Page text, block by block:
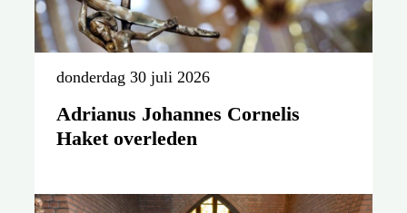
donderdag 30 juli 2026
Adrianus Johannes Cornelis
Haket overleden